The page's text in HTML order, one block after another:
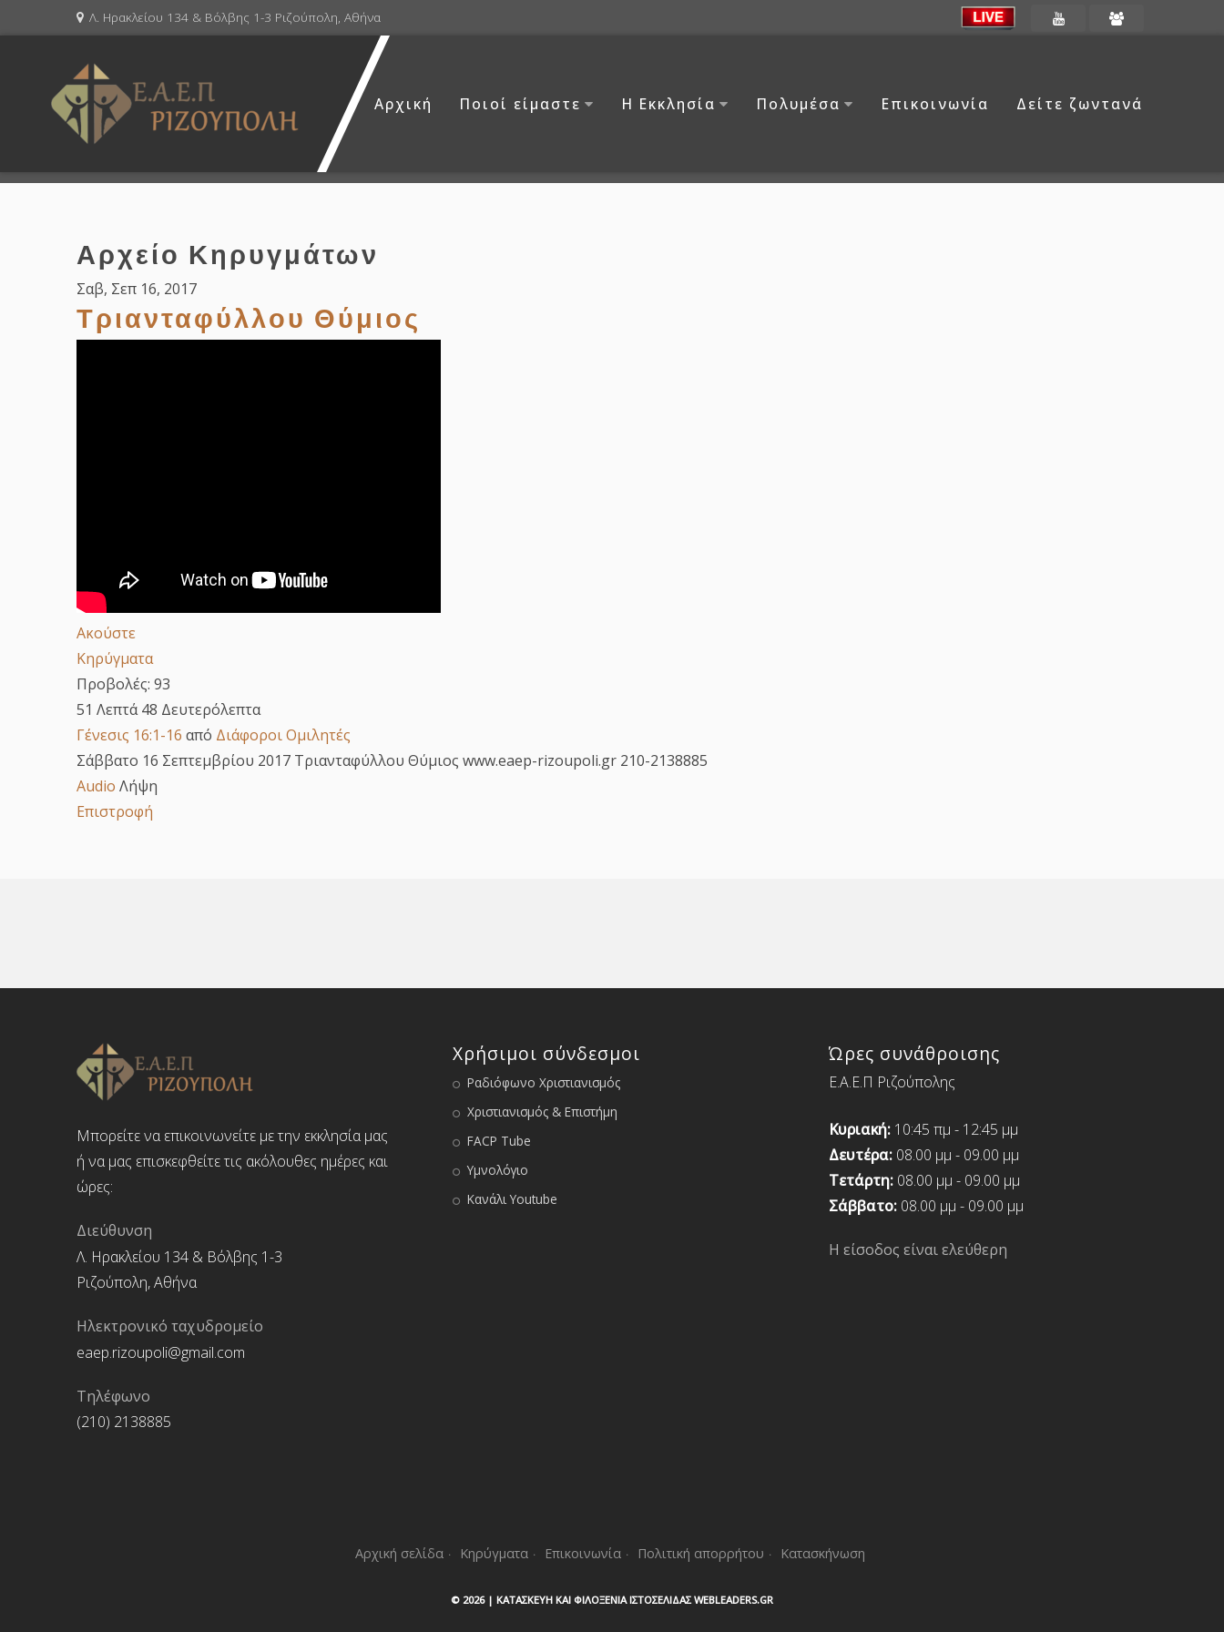
Λ. Ηρακλείου 134 & Βόλβης 1-3 Ριζούπολη, Αθήνα
Αρχική Ποιοί είμαστε Η Εκκλησία Πολυμέσα Επικοινωνία Δείτε ζωντανά
Αρχείο Κηρυγμάτων
Σαβ, Σεπ 16, 2017
Τριανταφύλλου Θύμιος
Ακούστε
Κηρύγματα
Προβολές: 93
51 Λεπτά 48 Δευτερόλεπτα
Γένεσις 16:1-16 από Διάφοροι Ομιλητές
Σάββατο 16 Σεπτεμβρίου 2017 Τριανταφύλλου Θύμιος www.eaep-rizoupoli.gr 210-2138885
Audio Λήψη
Επιστροφή
Μπορείτε να επικοινωνείτε με την εκκλησία μας
ή να μας επισκεφθείτε τις ακόλουθες ημέρες και
ώρες:
Διεύθυνση
Λ. Ηρακλείου 134 & Βόλβης 1-3
Ριζούπολη, Αθήνα
Ηλεκτρονικό ταχυδρομείο
eaep.rizoupoli@gmail.com
Τηλέφωνο
(210) 2138885
Χρήσιμοι σύνδεσμοι
Ραδιόφωνο Χριστιανισμός
Χριστιανισμός & Επιστήμη
FACP Tube
Υμνολόγιο
Κανάλι Youtube
Ώρες συνάθροισης
Ε.Α.Ε.Π Ριζούπολης
Κυριακή:10:45 πμ - 12:45 μμ
Δευτέρα: 08.00 μμ - 09.00 μμ
Τετάρτη: 08.00 μμ - 09.00 μμ
Σάββατο:08.00 μμ - 09.00 μμ
Η είσοδος είναι ελεύθερη
Αρχική σελίδα Κηρύγματα Επικοινωνία Πολιτική απορρήτου Κατασκήνωση
© 2026 | ΚΑΤΑΣΚΕΥΉ ΚΑΙ ΦΙΛΟΞΕΝΊΑ ΙΣΤΟΣΕΛΊΔΑΣ WEBLEADERS.GR